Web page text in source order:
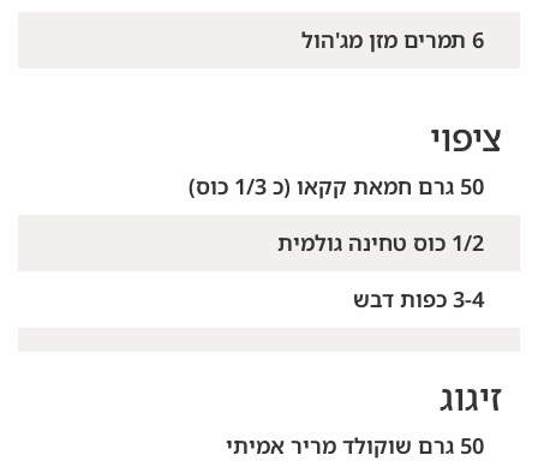
6 תמרים מזן מג'הול
ציפוי
50 גרם חמאת קקאו (כ 1/3 כוס)
1/2 כוס טחינה גולמית
3-4 כפות דבש
זיגוג
50 גרם שוקולד מריר אמיתי